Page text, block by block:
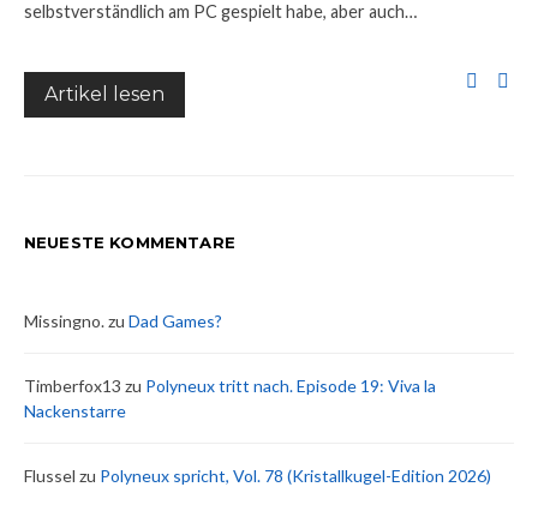
selbstverständlich am PC gespielt habe, aber auch…
Artikel lesen
NEUESTE KOMMENTARE
Missingno.zu Dad Games?
Timberfox13 zu Polyneux tritt nach. Episode 19: Viva la
Nackenstarre
Flussel zu Polyneux spricht, Vol. 78 (Kristallkugel-Edition 2026)